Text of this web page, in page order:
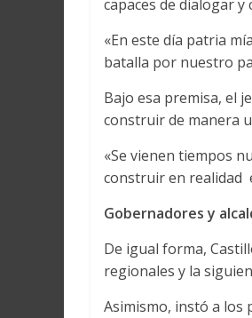
capaces de dialogar
«En este día patria
batalla por nuestro
Bajo esa premisa, el
construir de manera
«Se vienen tiempos
construir en realidad
Gobernadores y
De igual forma,
regionales y la
Asimismo, instó a los